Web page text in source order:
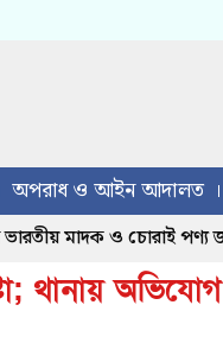
অপরাধ ও আইন আদালত
মাদক ও চোরাই পণ্য জব্দ
থানায় অভিযোগ